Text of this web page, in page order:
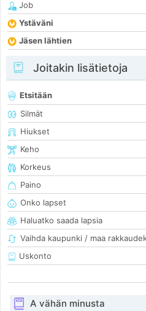
Job
Ystäväni
Jäsen lähtien
Joitakin lisätietoja
Etsitään
Silmät
Hiukset
Keho
Korkeus
Paino
Onko lapset
Haluatko saada lapsia
Vaihda kaupunki / maa
Uskonto
A vähän minusta